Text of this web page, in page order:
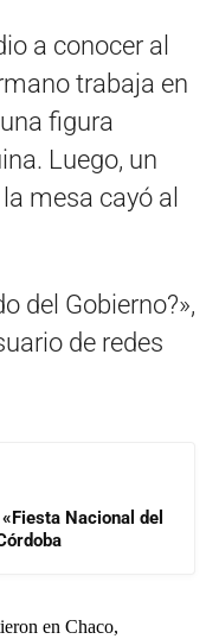
a conocer al
trabaja en
figura
Luego, un
mesa cayó al
del Gobierno?»,
de redes
Nacional del
en Chaco,